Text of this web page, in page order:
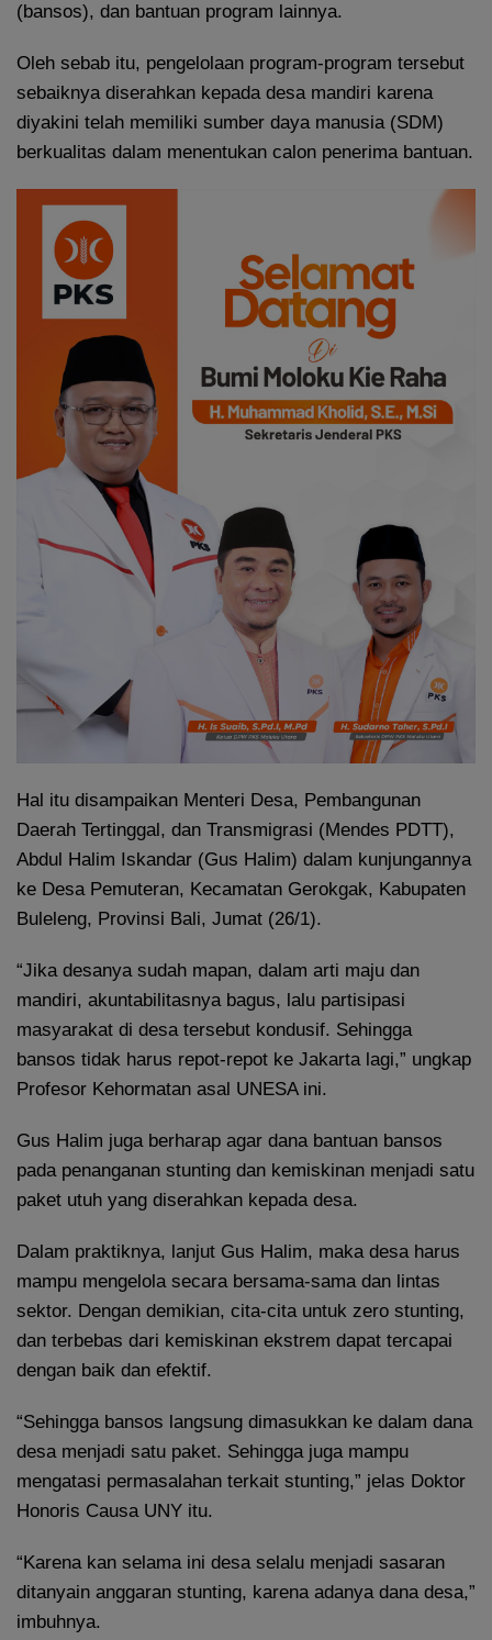
(bansos), dan bantuan program lainnya.
Oleh sebab itu, pengelolaan program-program tersebut
sebaiknya diserahkan kepada desa mandiri karena
diyakini telah memiliki sumber daya manusia (SDM)
berkualitas dalam menentukan calon penerima bantuan.
Hal itu disampaikan Menteri Desa, Pembangunan
Daerah Tertinggal, dan Transmigrasi (Mendes PDTT),
Abdul Halim Iskandar (Gus Halim) dalam kunjungannya
ke Desa Pemuteran, Kecamatan Gerokgak, Kabupaten
Buleleng, Provinsi Bali, Jumat (26/1).
“Jika desanya sudah mapan, dalam arti maju dan
mandiri, akuntabilitasnya bagus, lalu partisipasi
masyarakat di desa tersebut kondusif. Sehingga
bansos tidak harus repot-repot ke Jakarta lagi,” ungkap
Profesor Kehormatan asal UNESA ini.
Gus Halim juga berharap agar dana bantuan bansos
pada penanganan stunting dan kemiskinan menjadi satu
paket utuh yang diserahkan kepada desa.
Dalam praktiknya, lanjut Gus Halim, maka desa harus
mampu mengelola secara bersama-sama dan lintas
sektor. Dengan demikian, cita-cita untuk zero stunting,
dan terbebas dari kemiskinan ekstrem dapat tercapai
dengan baik dan efektif.
“Sehingga bansos langsung dimasukkan ke dalam dana
desa menjadi satu paket. Sehingga juga mampu
mengatasi permasalahan terkait stunting,” jelas Doktor
Honoris Causa UNY itu.
“Karena kan selama ini desa selalu menjadi sasaran
ditanyain anggaran stunting, karena adanya dana desa,”
imbuhnya.